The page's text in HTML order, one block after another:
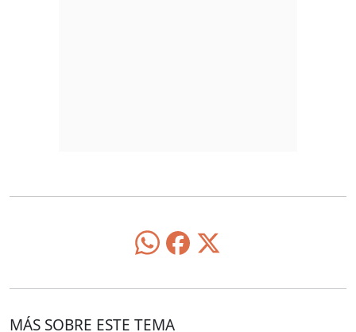
MÁS SOBRE ESTE TEMA